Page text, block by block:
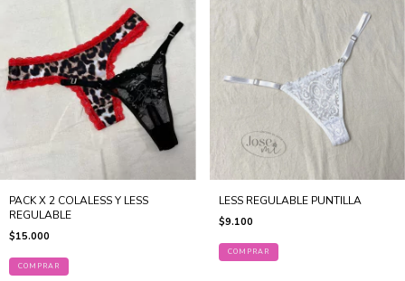
PACK X 2 COLALESS Y LESS
REGULABLE
$15.000
COMPRAR
LESS REGULABLE PUNTILLA
$9.100
COMPRAR